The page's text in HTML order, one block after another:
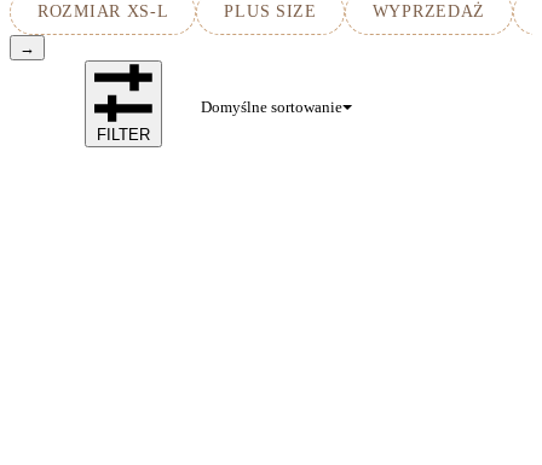
ROZMIAR XS-L
PLUS SIZE WYPRZEDAŻ
→
Domyślne sortowanie
FILTER